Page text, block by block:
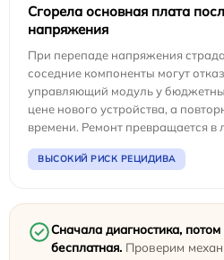
Сгорела основная плата
напряжения
При перепаде напряжения
соседние компоненты могут
управляющий модуль у
цене нового устройства, а
времени. Ремонт превращается в
ВЫСОКИЙ РИСК РЕЦИДИВА
Сначала диагностика,
бесплатная. Проверим